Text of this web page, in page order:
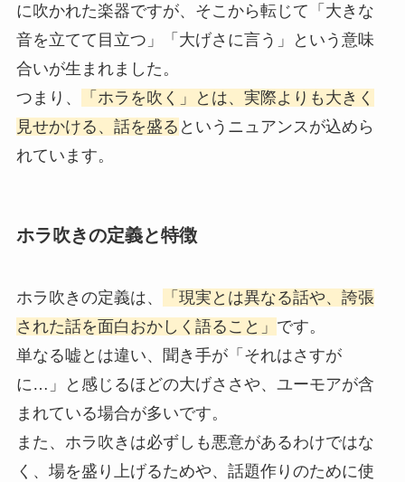
に吹かれた楽器ですが、そこから転じて「大きな
音を立てて目立つ」「大げさに言う」という意味
合いが生まれました。
つまり、
「ホラを吹く」とは、実際よりも大きく
見せかける、話を盛る というニュアンスが込めら
れています。
ホラ吹きの定義と特徴
ホラ吹きの定義は、
「現実とは異なる話や、誇張
された話を面白おかしく語ること」 です。
単なる嘘とは違い、聞き手が「それはさすが
に…」と感じるほどの大げささや、ユーモアが含
まれている場合が多いです。
また、ホラ吹きは必ずしも悪意があるわけではな
く、場を盛り上げるためや、話題作りのために使